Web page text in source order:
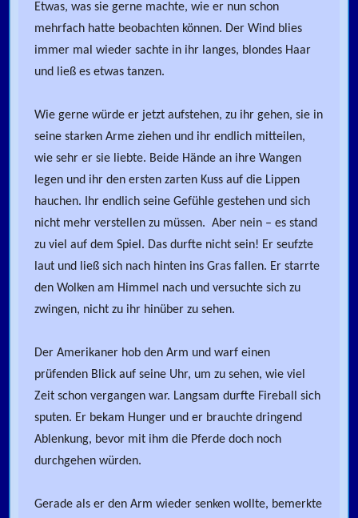
Etwas, was sie gerne machte, wie er nun schon
mehrfach hatte beobachten können. Der Wind blies
immer mal wieder sachte in ihr langes, blondes Haar
und ließ es etwas tanzen.
Wie gerne würde er jetzt aufstehen, zu ihr gehen, sie in
seine starken Arme ziehen und ihr endlich mitteilen,
wie sehr er sie liebte. Beide Hände an ihre Wangen
legen und ihr den ersten zarten Kuss auf die Lippen
hauchen. Ihr endlich seine Gefühle gestehen und sich
nicht mehr verstellen zu müssen. Aber nein – es stand
zu viel auf dem Spiel. Das durfte nicht sein! Er seufzte
laut und ließ sich nach hinten ins Gras fallen. Er starrte
den Wolken am Himmel nach und versuchte sich zu
zwingen, nicht zu ihr hinüber zu sehen.
Der Amerikaner hob den Arm und warf einen
prüfenden Blick auf seine Uhr, um zu sehen, wie viel
Zeit schon vergangen war. Langsam durfte Fireball sich
sputen. Er bekam Hunger und er brauchte dringend
Ablenkung, bevor mit ihm die Pferde doch noch
durchgehen würden.
Gerade als er den Arm wieder senken wollte, bemerkte